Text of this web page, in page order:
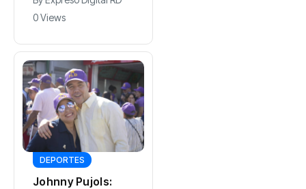
de la Escuela
Javier Antonio
Castillo Pérez, en
Azua
0 Views
DEPORTES
Johnny Pujols: